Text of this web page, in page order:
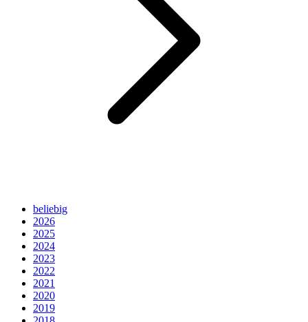
beliebig
2026
2025
2024
2023
2022
2021
2020
2019